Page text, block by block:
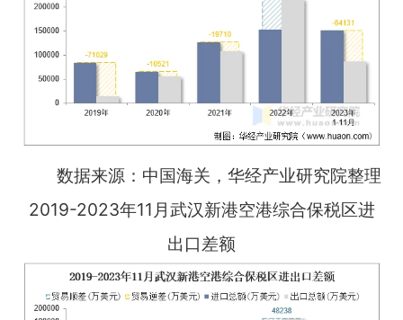
数据来源：中国海关，华经产业研究院整理
2019-2023年11月武汉新港空港综合保税区进
出口差额